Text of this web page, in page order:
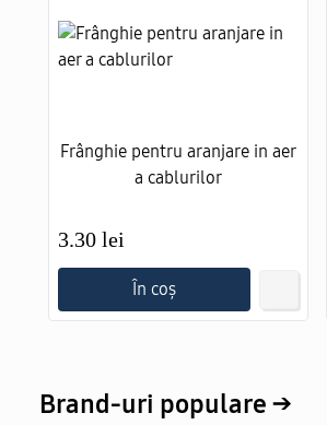
Frânghie pentru aranjare in aer
a cablurilor
3.30 lei
În coș
Brand-uri populare →